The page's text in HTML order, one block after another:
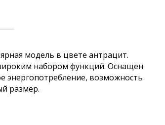
модель в цвете антрацит.
набором функций. Оснащен
возможность
размер.